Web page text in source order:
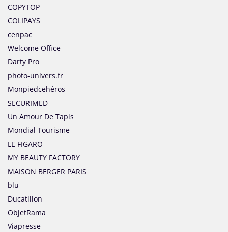
COPYTOP
COLIPAYS
cenpac
Welcome Office
Darty Pro
photo-univers.fr
Monpiedcehéros
SECURIMED
Un Amour De Tapis
Mondial Tourisme
LE FIGARO
MY BEAUTY FACTORY
MAISON BERGER PARIS
blu
Ducatillon
ObjetRama
Viapresse